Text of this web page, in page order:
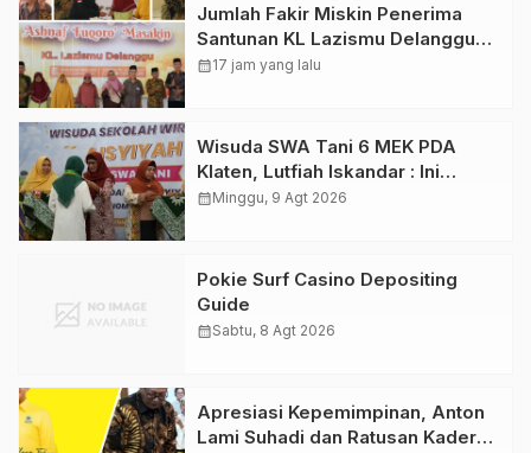
Jumlah Fakir Miskin Penerima
Santunan KL Lazismu Delanggu
Naik 7%, Penghimpunan ZIS
calendar_month17 jam yang lalu
Wisuda SWA Tani 6 MEK PDA
Klaten, Lutfiah Iskandar : Ini
Menguatkan Gerakan Lumbung
calendar_monthMinggu, 9 Agt 2026
Pokie Surf Casino Depositing
Guide
calendar_monthSabtu, 8 Agt 2026
Apresiasi Kepemimpinan, Anton
Lami Suhadi dan Ratusan Kader